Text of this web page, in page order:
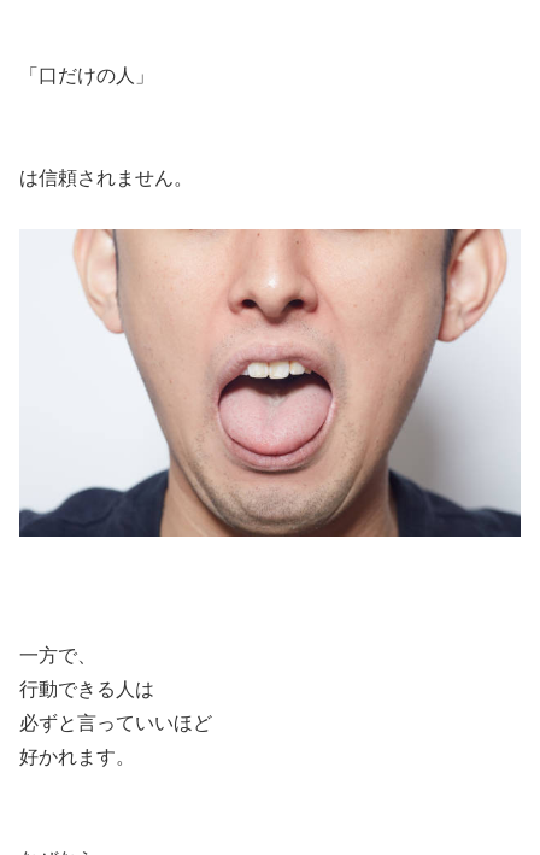
「口だけの人」
は信頼されません。
一方で、
行動できる人は
必ずと言っていいほど
好かれます。